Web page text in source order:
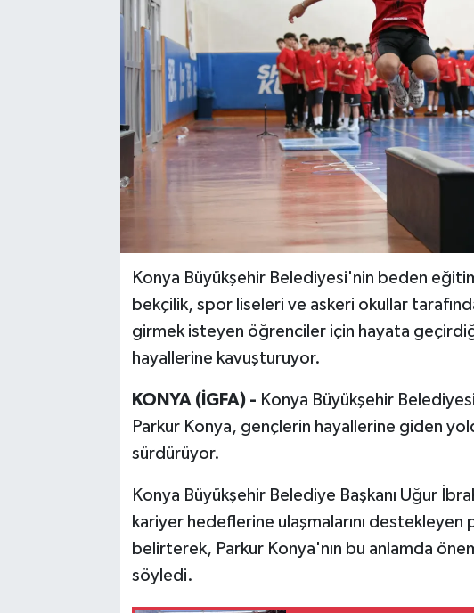
Konya Büyükşehir Belediyesi'nin beden
bekçilik, spor liseleri ve askeri okullar
girmek isteyen öğrenciler için hayata
hayallerine kavuşturuyor.
KONYA (İGFA) - Konya Büyükşehir
Parkur Konya, gençlerin hayallerine giden
sürdürüyor.
Konya Büyükşehir Belediye Başkanı Uğur
kariyer hedeflerine ulaşmalarını
belirterek, Parkur Konya'nın bu anlamda
söyledi.